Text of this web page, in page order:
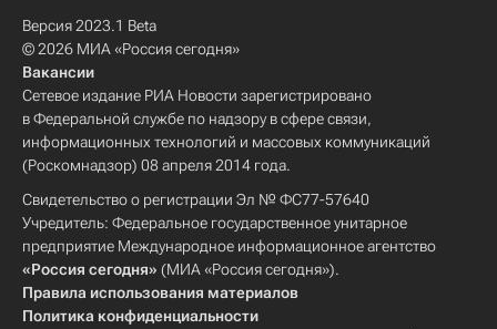
Версия 2023.1 Beta
© 2026 МИА «Россия сегодня»
Вакансии
Сетевое издание РИА Новости зарегистрировано
в Федеральной службе по надзору в сфере связи,
информационных технологий и массовых коммуникаций
(Роскомнадзор) 08 апреля 2014 года.
Свидетельство о регистрации Эл № ФС77-57640
Учредитель: Федеральное государственное унитарное
предприятие Международное информационное агентство
«Россия сегодня» (МИА «Россия сегодня»).
Правила использования материалов
Политика конфиденциальности